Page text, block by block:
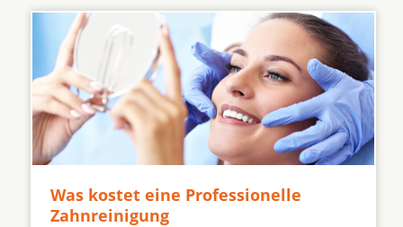
Was kostet eine Professionelle
Zahnreinigung